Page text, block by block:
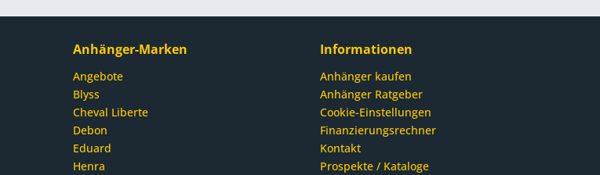
Anhänger-Marken
Angebote
Blyss
Cheval Liberte
Debon
Eduard
Henra
Informationen
Anhänger kaufen
Anhänger Ratgeber
Cookie-Einstellungen
Finanzierungsrechner
Kontakt
Prospekte / Kataloge